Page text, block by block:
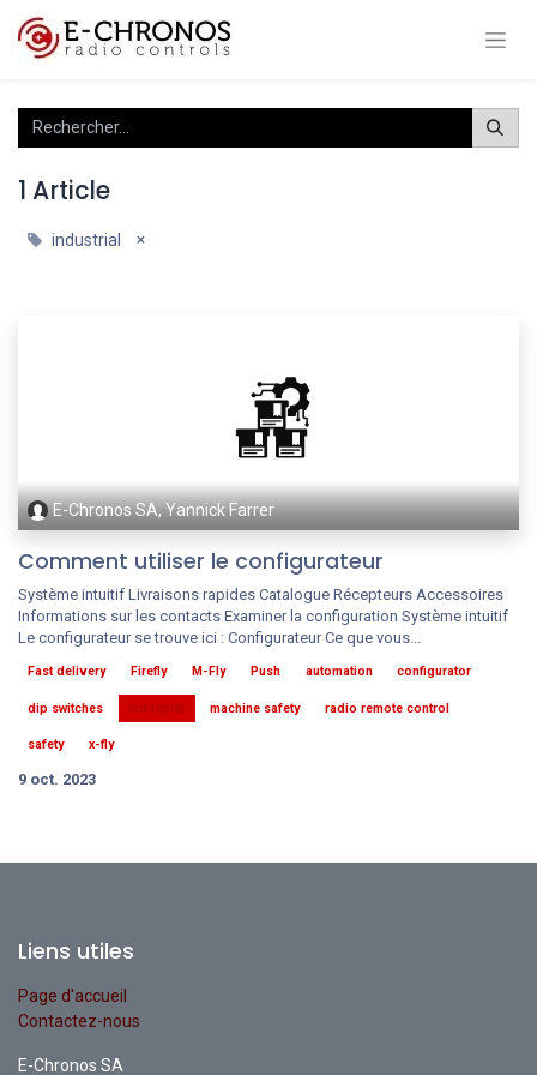
1 Article
industrial ×
E-Chronos SA, Yannick Farrer
Comment utiliser le configurateur
Système intuitif Livraisons rapides Catalogue Récepteurs Accessoires
Informations sur les contacts Examiner la configuration Système intuitif
Le configurateur se trouve ici : Configurateur Ce que vous...
Fast delivery Firefly M-Fly Push automation configurator
dip switches industrial machine safety radio remote control
safety x-fly
9 oct. 2023
Liens utiles
Page d'accueil
Contactez-nous
E-Chronos SA